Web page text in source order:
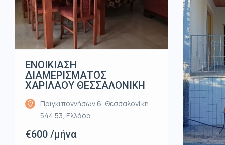
ΕΝΟΙΚΙΑΣΗ
ΔΙΑΜΕΡΙΣΜΑΤΟΣ
ΧΑΡΙΛΑΟΥ ΘΕΣΣΑΛΟΝΙΚΗ
Πριγκιποννήσων 6, Θεσσαλονίκη
544 53, Ελλάδα
€600 /μήνα